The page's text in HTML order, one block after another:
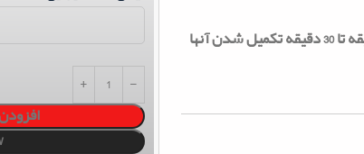
سفارش های جم دوبل بین 5 دقیقه تا 30 دقیقه تکمیل شدن آنها